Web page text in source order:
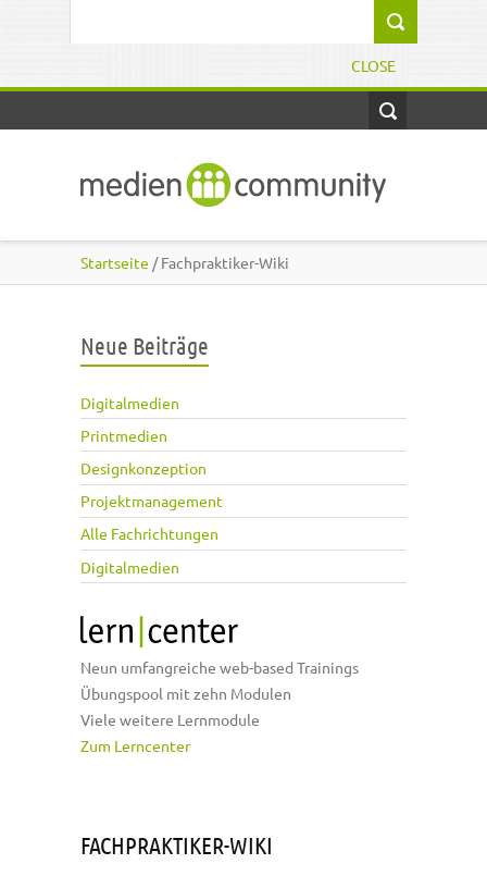
CLOSE
Startseite / Fachpraktiker-Wiki
Neue Beiträge
Digitalmedien
Printmedien
Designkonzeption
Projektmanagement
Alle Fachrichtungen
Digitalmedien
Neun umfangreiche web-based Trainings
Übungspool mit zehn Modulen
Viele weitere Lernmodule
Zum Lerncenter
FACHPRAKTIKER-WIKI